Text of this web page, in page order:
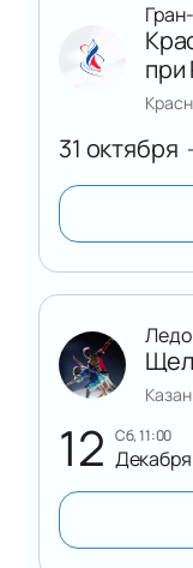
31 октября
при
12 сб, 11:00
Декабря